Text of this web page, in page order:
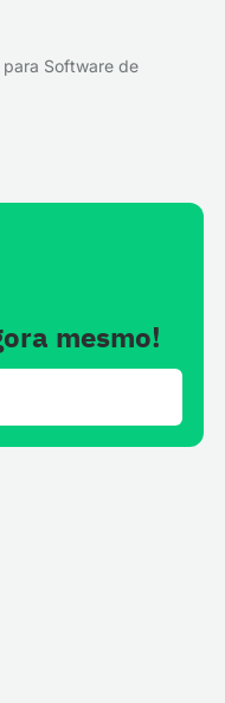
Software de
mesmo!